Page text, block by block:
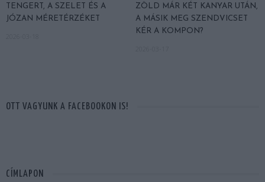
TENGERT, A SZELET ÉS A
JÓZAN MÉRETÉRZÉKET
ZÖLD MÁR KÉT KANYAR UTÁN,
A MÁSIK MEG SZENDVICSET
KÉR A KOMPON?
OTT VAGYUNK A FACEBOOKON IS!
CÍMLAPON